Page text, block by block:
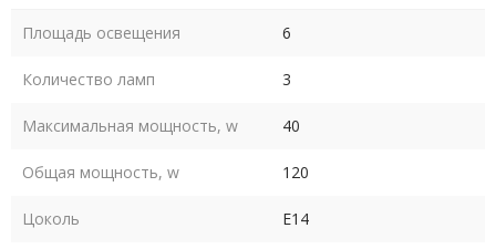
Площадь освещения 6
Количество ламп 3
Максимальная мощность, w 40
Общая мощность, w 120
Цоколь E14